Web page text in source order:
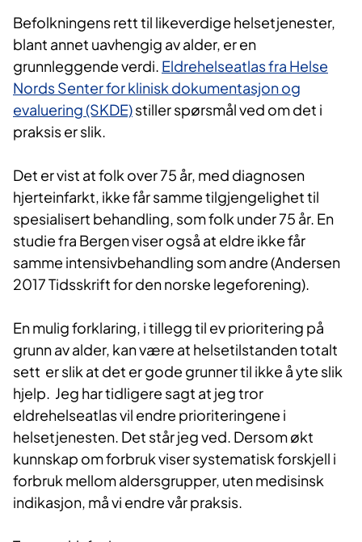
Befolkningens rett til likeverdige helsetjenester,
blant annet uavhengig av alder, er en
grunnleggende verdi. Eldrehelseatlas fra Helse
Nords Senter for klinisk dokumentasjon og
evaluering (SKDE)stiller spørsmål ved om det i
praksis er slik.
Det er vist at folk over 75 år, med diagnosen
hjerteinfarkt, ikke får samme tilgjengelighet til
spesialisert behandling, som folk under 75 år. En
studie fra Bergen viser også at eldre ikke får
samme intensivbehandling som andre (Andersen
2017Tidsskrift for den norske legeforening).
En mulig forklaring, i tillegg til ev prioritering på
grunn av alder, kan være at helsetilstanden totalt
sett er slik at det ergode grunner til ikke å yte slik
hjelp. Jeg har tidligere sagt at jeg tror
eldrehelseatlasvil endre prioriteringene i
helsetjenesten. Det står jeg ved. Dersom økt
kunnskap om forbruk viser systematisk forskjell i
forbruk mellom aldersgrupper, uten medisinsk
indikasjon, må vi endre vår praksis.